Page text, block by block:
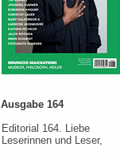
Ausgabe 164
Editorial 164. Liebe
Leserinnen und Leser,